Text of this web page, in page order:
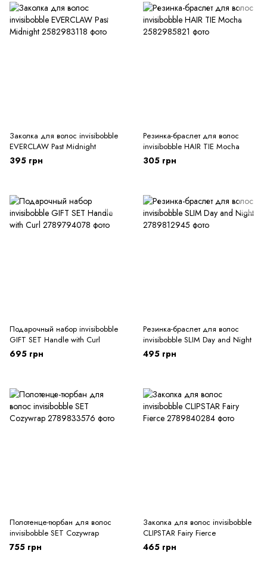
Заколка для волос invisibobble
EVERCLAW Past Midnight
395 грн
Резинка-браслет для волос
invisibobble HAIR TIE Mocha
305 грн
Подарочный набор invisibobble
GIFT SET Handle with Curl
695 грн
Резинка-браслет для волос
invisibobble SLIM Day and Night
495 грн
Полотенце-тюрбан для волос
invisibobble SET Cozywrap
755 грн
Заколка для волос invisibobble
CLIPSTAR Fairy Fierce
465 грн